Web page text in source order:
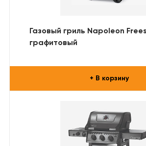
Газовый гриль Napoleon
графитовый
+ В корзину